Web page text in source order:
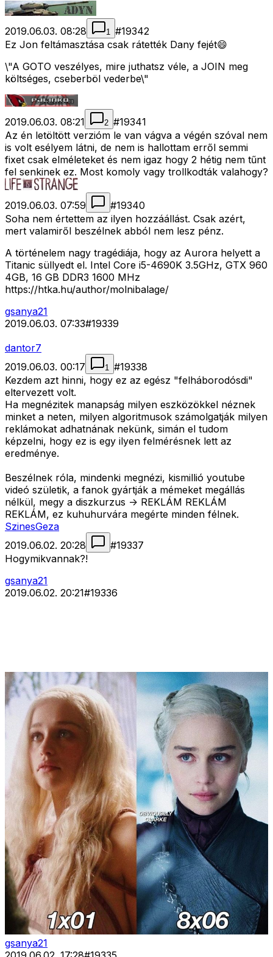
2019.06.03. 08:28 1 #19342
Ez Jon feltámasztása csak rátették Dany fejét😄
\"A GOTO veszélyes, mire juthatsz véle, a JOIN meg
költséges, cseberböl vederbe\"
2019.06.03. 08:21 2 #19341
Az én letöltött verzióm le van vágva a végén szóval nem
is volt esélyem látni, de nem is hallottam erről semmi
fixet csak elméleteket és nem igaz hogy 2 hétig nem tűnt
fel senkinek ez. Most komoly vagy trollkodták valahogy?
2019.06.03. 07:59 #19340
Soha nem értettem az ilyen hozzáállást. Csak azért,
mert valamiről beszélnek abból nem lesz pénz.
A történelem nagy tragédiája, hogy az Aurora helyett a
Titanic süllyedt el. Intel Core i5-4690K 3.5GHz, GTX 960
4GB, 16 GB DDR3 1600 MHz
https://htka.hu/author/molnibalage/
gsanya21
2019.06.03. 07:33#19339
dantor7
2019.06.03. 00:17
1 #19338
Kezdem azt hinni, hogy ez az egész "felháborodósdi"
eltervezett volt.
Ha megnézitek manapság milyen eszközökkel néznek
minket a neten, milyen algoritmusok számolgatják milyen
reklámokat adhatnának nekünk, simán el tudom
képzelni, hogy ez is egy ilyen felmérésnek lett az
eredménye.
Beszélnek róla, mindenki megnézi, kismillió youtube
videó születik, a fanok gyártják a mémeket megállás
nélkül, megy a diszkurzus -> REKLÁM REKLÁM
REKLÁM, ez kuhuhurvára megérte minden félnek.
SzinesGeza
2019.06.02. 20:28
#19337
Hogymikvannak?!
gsanya21
2019.06.02. 20:21#19336
gsanya21